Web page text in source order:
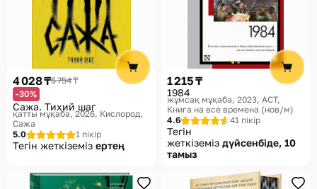
4 028 ₸5 754 ₸
-30%
Сажа. Тихий шаг
қатты мұқаба, 2026 Кислород,
Сажа
5.0
1 пікір
Тегін жеткіземіз ертең
1 215 ₸
1984
жұмсақ мұқаба, 2023 АСТ,
Книга на все времена (нов/м)
4.6
41 пікір
Тегін
жеткіземіз дүйсенбіде, 10
тамыз